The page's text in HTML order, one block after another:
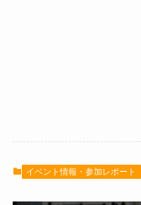
イベント情報・参加レポート